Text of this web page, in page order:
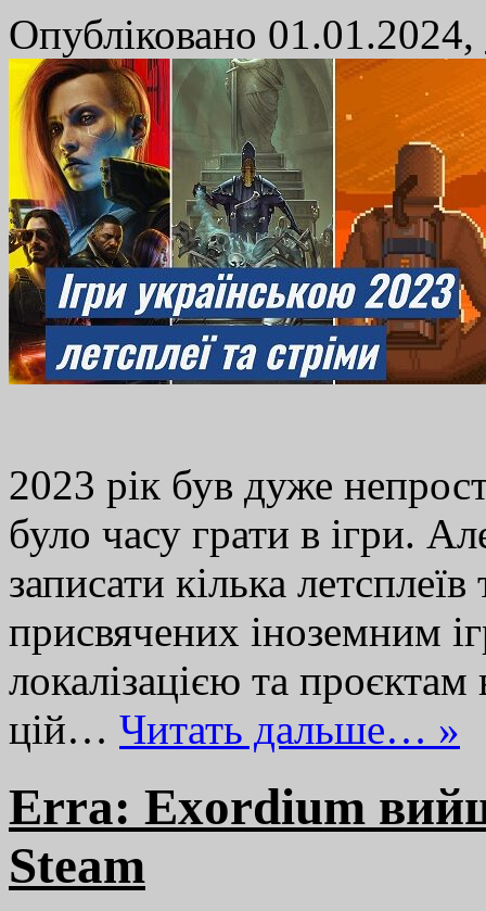
Опубліковано 01.01.2024,
2023 рік був дуже
було часу грати в ігри.
записати кілька
присвячених іноземним
локалізацією та
цій… Читать дальше… »
Erra: Exordium
Steam